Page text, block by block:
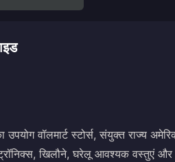
वॉलमार्ट स्टोर्स, संयुक्त राज्य
खिलौने, घरेलू आवश्यक वस्तुएं और